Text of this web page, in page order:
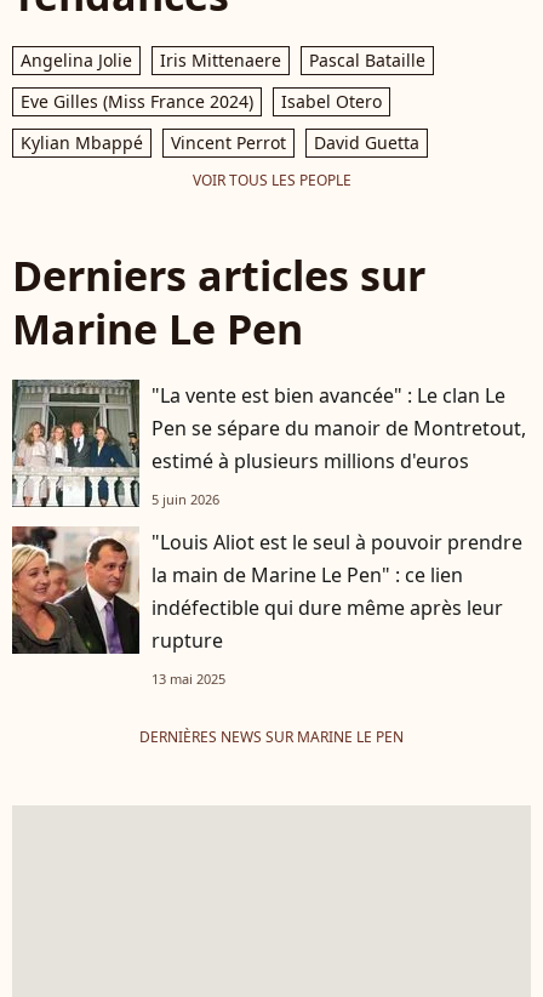
Angelina Jolie Iris Mittenaere
Pascal Bataille
Eve Gilles (Miss France 2024)
Isabel Otero
Kylian Mbappé
Vincent Perrot David Guetta
VOIR TOUS LES PEOPLE
Derniers articles sur
Marine Le Pen
"La vente est bien avancée" : Le clan Le
Pen se sépare du manoir de Montretout,
estimé à plusieurs millions d'euros
5 juin 2026
"Louis Aliot est le seul à pouvoir prendre
la main de Marine Le Pen" : ce lien
indéfectible qui dure même après leur
rupture
13 mai 2025
DERNIÈRES NEWS SUR MARINE LE PEN